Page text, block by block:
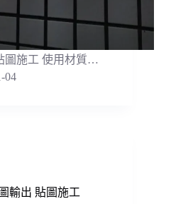
圖施工 使用材質…
04
輸出 貼圖施工